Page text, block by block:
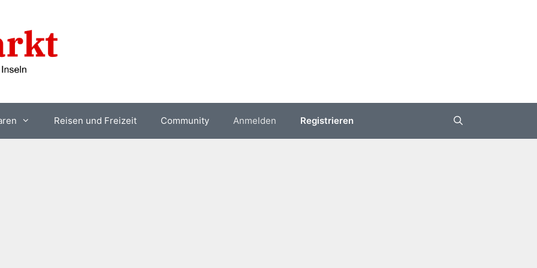
Reisen und Freizeit Community Anmelden Registrieren